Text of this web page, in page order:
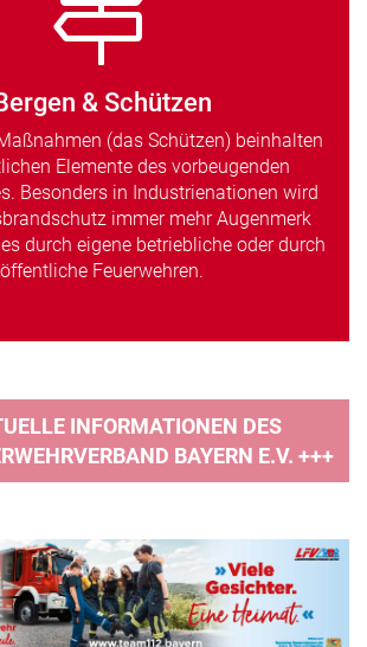
& Schützen
(das Schützen) beinhalten
Elemente des vorbeugenden
Besonders in Industrienationen wird
immer mehr Augenmerk
durch eigene betriebliche oder durch
öffentliche Feuerwehren.
INFORMATIONEN DES
BAYERN E.V. +++